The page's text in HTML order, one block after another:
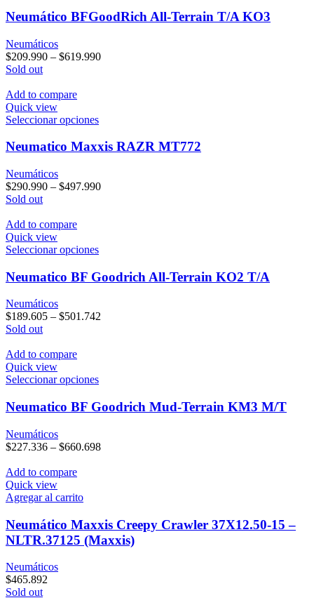
tiene
múltiples
Las
opciones
la
página
de
Neumático BFGoodRich All-Terrain T/A KO3
Neumáticos
$209.990 – $619.990
Sold out
Add to compare
Quick view
Seleccionar opcionesEste
tiene
Las
en
la
página
de
Neumatico Maxxis RAZR MT772
Neumáticos
$290.990 – $497.990
Sold out
Add to compare
Quick view
Seleccionar opcionesEste
tiene
múltiples
Las
en
la
página
de
Neumatico BF Goodrich All-Terrain KO2 T/A
Neumáticos
$189.605 – $501.742
Sold out
Add to compare
Quick view
Seleccionar opcionesEste
tiene
múltiples
Las
opciones
la
página
de
Neumatico BF Goodrich Mud-Terrain KM3 M/T
Neumáticos
$227.336 – $660.698
Add to compare
Quick view
Agregar al carrito
Neumático Maxxis Creepy Crawler 37X12.50-15 –
NLTR.37125 (Maxxis)
Neumáticos
$465.892
Sold out